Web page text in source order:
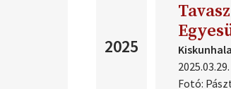
2025
2025.03.29.
Fotó: